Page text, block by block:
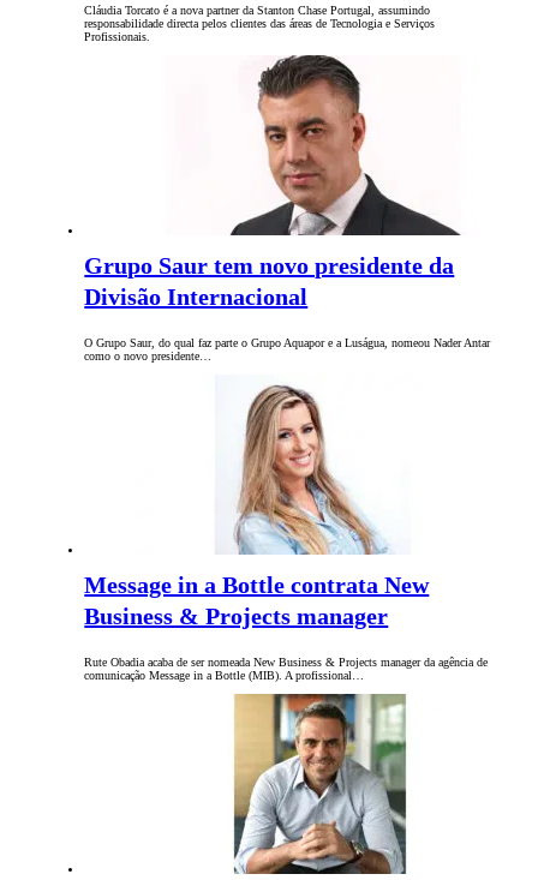
Cláudia Torcato é a nova partner da Stanton Chase Portugal, assumindo
responsabilidade directa pelos clientes das áreas de Tecnologia e Serviços
Profissionais.
Grupo Saur tem novo presidente da
Divisão Internacional
O Grupo Saur, do qual faz parte o Grupo Aquapor e a Luságua, nomeou Nader Antar
como o novo presidente…
Message in a Bottle contrata New
Business & Projects manager
Rute Obadia acaba de ser nomeada New Business & Projects manager da agência de
comunicação Message in a Bottle (MIB). A profissional…